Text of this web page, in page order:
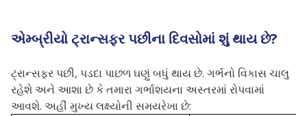
એમ્બ્રીયો ટ્રાન્સફર પછીના દિવસોમાં શું થાય છે?
ટ્રાન્સફર પછી, પડદા પાછળ ઘણું બધું થાય છે. ગર્ભનો વિકાસ ચાલુ
રહેશે અને આશા છે કે તમારા ગર્ભાશયના અસ્તરમાં રોપવામાં
આવશે. અહીં મુખ્ય લક્ષ્યોની સમયરેખા છે: